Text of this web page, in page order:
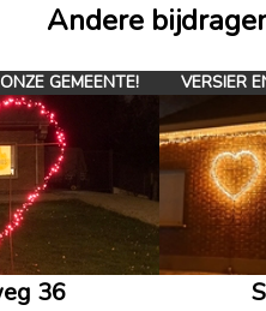
Andere
GEMEENTE!
36
VERSIER